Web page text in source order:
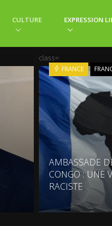
CULTURE EXPRESSION
class=
FRANCE
AMBASSADE
CONGO : UNE
RACISTE